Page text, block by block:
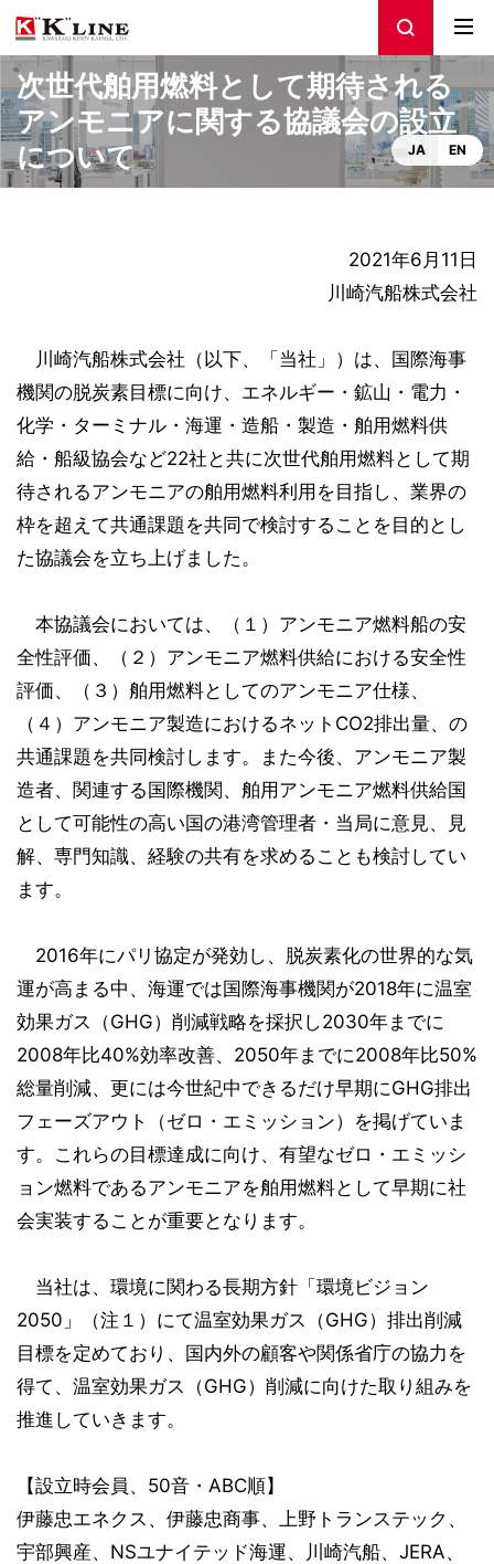
次世代舶用燃料として期待される
アンモニアに関する協議会の設立
について
JA EN
2021年6月11日
川崎汽船株式会社
川崎汽船株式会社（以下、「当社」）は、国際海事
機関の脱炭素目標に向け、エネルギー・鉱山・電力・
化学・ターミナル・海運・造船・製造・舶用燃料供
給・船級協会など22社と共に次世代舶用燃料として期
待されるアンモニアの舶用燃料利用を目指し、業界の
枠を超えて共通課題を共同で検討することを目的とし
た協議会を立ち上げました。
本協議会においては、（１）アンモニア燃料船の安
全性評価、（２）アンモニア燃料供給における安全性
評価、（３）舶用燃料としてのアンモニア仕様、
（４）アンモニア製造におけるネットCO2排出量、の
共通課題を共同検討します。また今後、アンモニア製
造者、関連する国際機関、舶用アンモニア燃料供給国
として可能性の高い国の港湾管理者・当局に意見、見
解、専門知識、経験の共有を求めることも検討してい
ます。
2016年にパリ協定が発効し、脱炭素化の世界的な気
運が高まる中、海運では国際海事機関が2018年に温室
効果ガス（GHG）削減戦略を採択し2030年までに
2008年比40%効率改善、2050年までに2008年比50%
総量削減、更には今世紀中できるだけ早期にGHG排出
フェーズアウト（ゼロ・エミッション）を掲げていま
す。これらの目標達成に向け、有望なゼロ・エミッシ
ョン燃料であるアンモニアを舶用燃料として早期に社
会実装することが重要となります。
当社は、環境に関わる長期方針「環境ビジョン
2050」（注１）にて温室効果ガス（GHG）排出削減
目標を定めており、国内外の顧客や関係省庁の協力を
得て、温室効果ガス（GHG）削減に向けた取り組みを
推進していきます。
【設立時会員、50音・ABC順】
伊藤忠エネクス、伊藤忠商事、上野トランステック、
宇部興産、NSユナイテッド海運、川崎汽船、JERA、